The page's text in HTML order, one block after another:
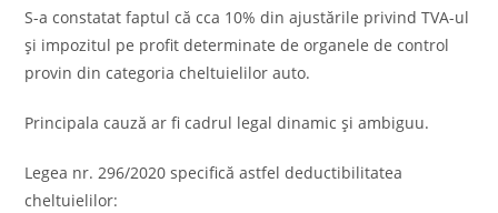
S-a constatat faptul că cca 10% din ajustările privind TVA-ul
şi impozitul pe profit determinate de organele de control
provin din categoria cheltuielilor auto.
Principala cauză ar fi cadrul legal dinamic şi ambiguu.
Legea nr. 296/2020 specifică astfel deductibilitatea
cheltuielilor: